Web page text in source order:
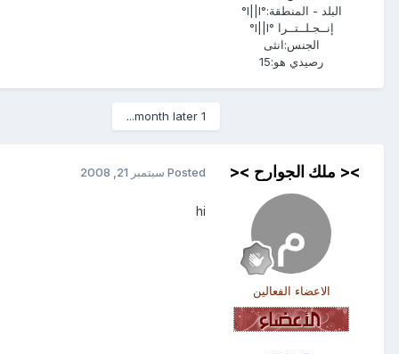
البلد - المنطقة:
°l||l°
إنــجـلــتــرا °l||l°
الجنس:انثى
رصيدي هو:15
1 month later...
>< ملك الجوارح ><
الاعضاء الفعالين
Posted سبتمبر 21, 2008
hi